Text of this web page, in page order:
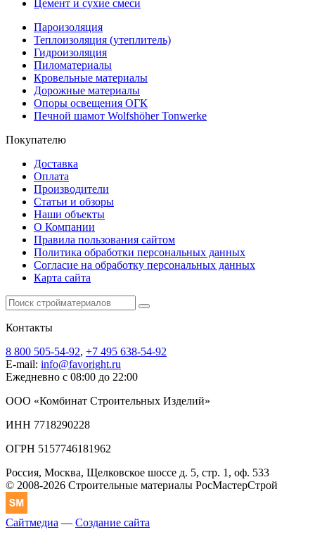
Цемент и сухие смеси
Пароизоляция
Теплоизоляция (утеплитель)
Гидроизоляция
Пиломатериалы
Кровельные материалы
Дорожные материалы
Опоры освещения ОГК
Печной шамот Wolfshöher Tonwerke
Покупателю
Доставка
Оплата
Производители
Статьи и обзоры
Наши объекты
О Компании
Правила пользования сайтом
Политика обработки персональных данных
Согласие на обработку персональных данных
Карта сайта
Контакты
8 800 505-54-92, +7 495 638-54-92
E-mail: info@favoright.ru
Ежедневно с 08:00 до 22:00
ООО «Комбинат Строительных Изделий»
ИНН 7718290228
ОГРН 5157746181962
Россия, Москва, Щелковское шоссе д. 5, стр. 1, оф. 533
© 2008-2026 Строительные материалы РосМастерСтрой
Сайтмедиа — Создание сайта